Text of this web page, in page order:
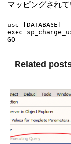
マッピングされ
use [DATABASE]
exec
GO
Related